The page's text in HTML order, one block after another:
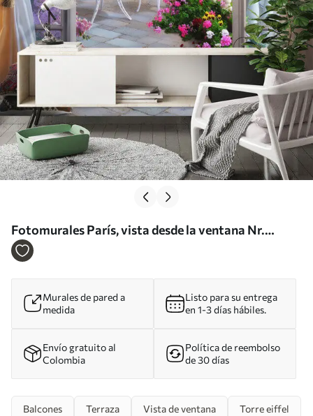
Fotomurales París, vista desde la ventana Nr.
u79425
Murales de pared a
medida
Listo para su entrega
en 1-3 días hábiles.
Envío gratuito al
Colombia
Política de reembolso
de 30 días
Balcones Terraza Vista de ventana Torre eiffel